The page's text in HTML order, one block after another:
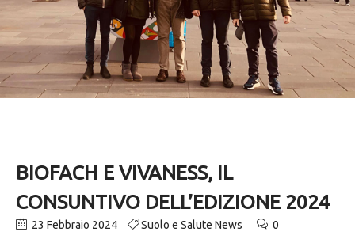
BIOFACH E VIVANESS, IL
CONSUNTIVO DELL’EDIZIONE 2024
23 Febbraio 2024 Suolo e Salute News 0